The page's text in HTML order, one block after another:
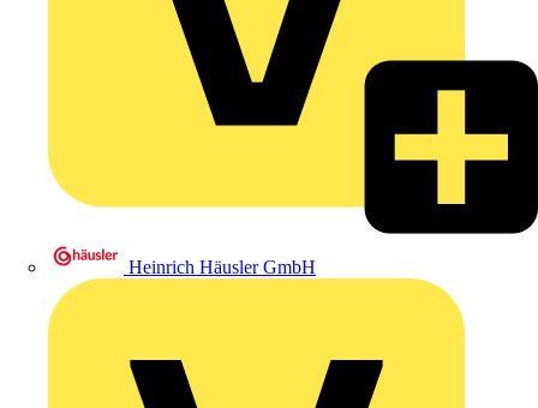
Heinrich Häusler GmbH